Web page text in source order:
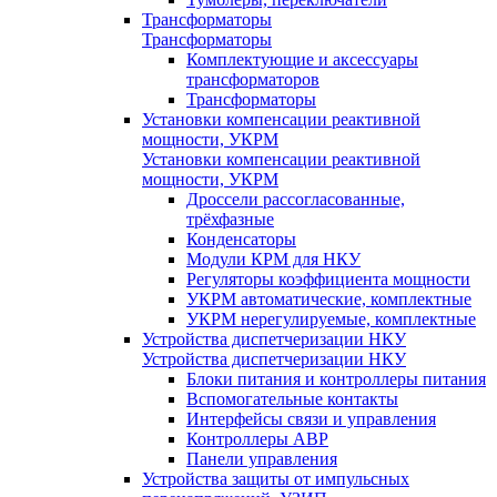
Трансформаторы
Трансформаторы
Комплектующие и аксессуары
трансформаторов
Трансформаторы
Установки компенсации реактивной
мощности, УКРМ
Установки компенсации реактивной
мощности, УКРМ
Дроссели рассогласованные,
трёхфазные
Конденсаторы
Модули КРМ для НКУ
Регуляторы коэффициента мощности
УКРМ автоматические, комплектные
УКРМ нерегулируемые, комплектные
Устройства диспетчеризации НКУ
Устройства диспетчеризации НКУ
Блоки питания и контроллеры питания
Вспомогательные контакты
Интерфейсы связи и управления
Контроллеры АВР
Панели управления
Устройства защиты от импульсных